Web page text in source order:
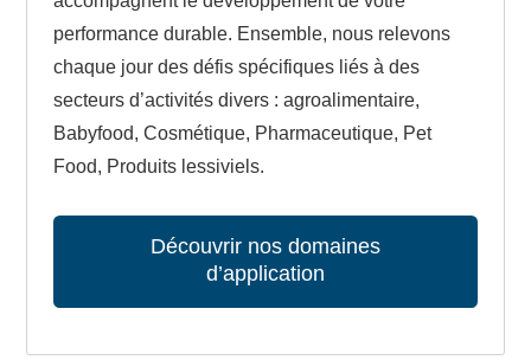
performance durable. Ensemble, nous relevons
chaque jour des défis spécifiques liés à des
secteurs d’activités divers : agroalimentaire,
Babyfood, Cosmétique, Pharmaceutique, Pet
Food, Produits lessiviels.
Découvrir nos domaines
d’application